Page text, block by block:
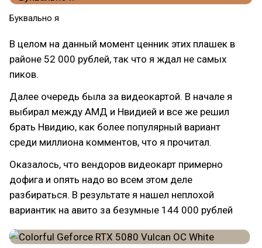
Буквально я
В целом на данный момент ценник этих плашек в
районе 52 000 рублей, так что я ждал не самых
пиков.
Далее очередь была за видеокартой. В начале я
выбирал между АМД и Нвидией и все же решил
брать Нвидию, как более популярный вариант
среди миллиона комментов, что я прочитал.
Оказалось, что вендоров видеокарт примерно
дофига и опять надо во всем этом деле
разбираться. В результате я нашел неплохой
вариантик на авито за безумные 144 000 рублей